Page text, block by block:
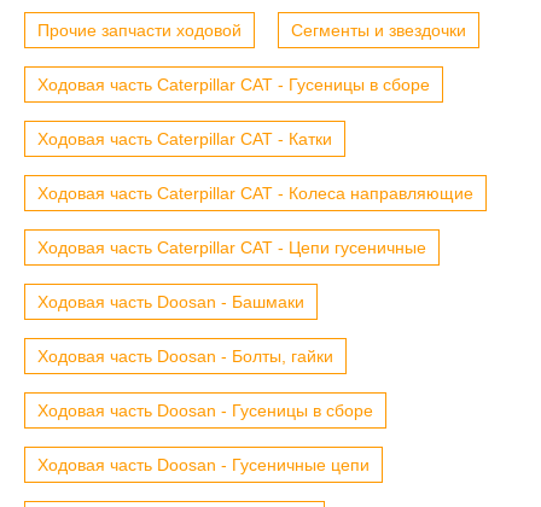
Прочие запчасти ходовой Сегменты и звездочки
Ходовая часть Caterpillar CAT - Гусеницы в сборе
Ходовая часть Caterpillar CAT - Катки
Ходовая часть Caterpillar CAT - Колеса направляющие
Ходовая часть Caterpillar CAT - Цепи гусеничные
Ходовая часть Doosan - Башмаки
Ходовая часть Doosan - Болты, гайки
Ходовая часть Doosan - Гусеницы в сборе
Ходовая часть Doosan - Гусеничные цепи